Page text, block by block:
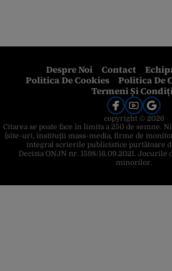
Despre Noi Contact
Politica De Cookies
Politica De
Termeni Și
copyright © 2026
Citarea se poate face în limita a 250 de semne.
(site-uri, instituţii mass-media, firme de
integral scrierile publicistice purtătoare
Decizia ONJN nr. 1598/16.09.2021.
minorilor.